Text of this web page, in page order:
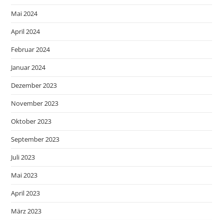
Mai 2024
April 2024
Februar 2024
Januar 2024
Dezember 2023
November 2023
Oktober 2023
September 2023
Juli 2023
Mai 2023
April 2023
März 2023